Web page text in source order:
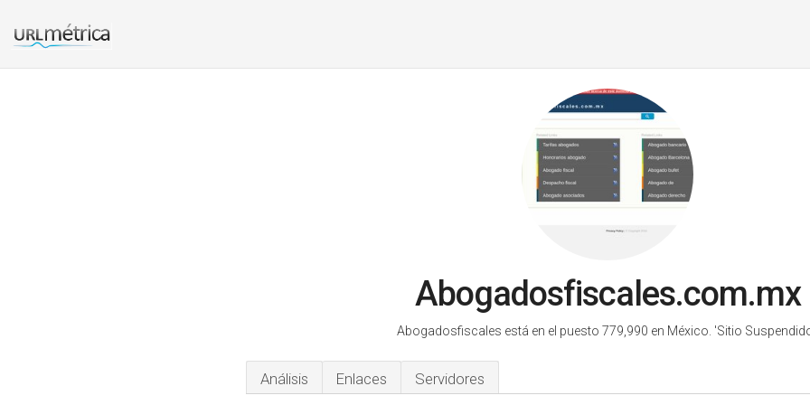
Abogadosfiscales.com.mx
Abogadosfiscales está en el puesto 779,990 en México. 'Sitio
Análisis Enlaces Servidores